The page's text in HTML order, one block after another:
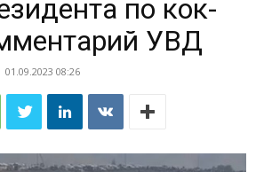
по кок-
УВД
01.09.2023 08:26